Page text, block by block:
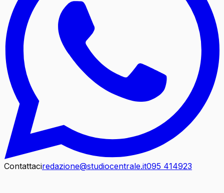
Contattaciredazione@studiocentrale.it095 414923